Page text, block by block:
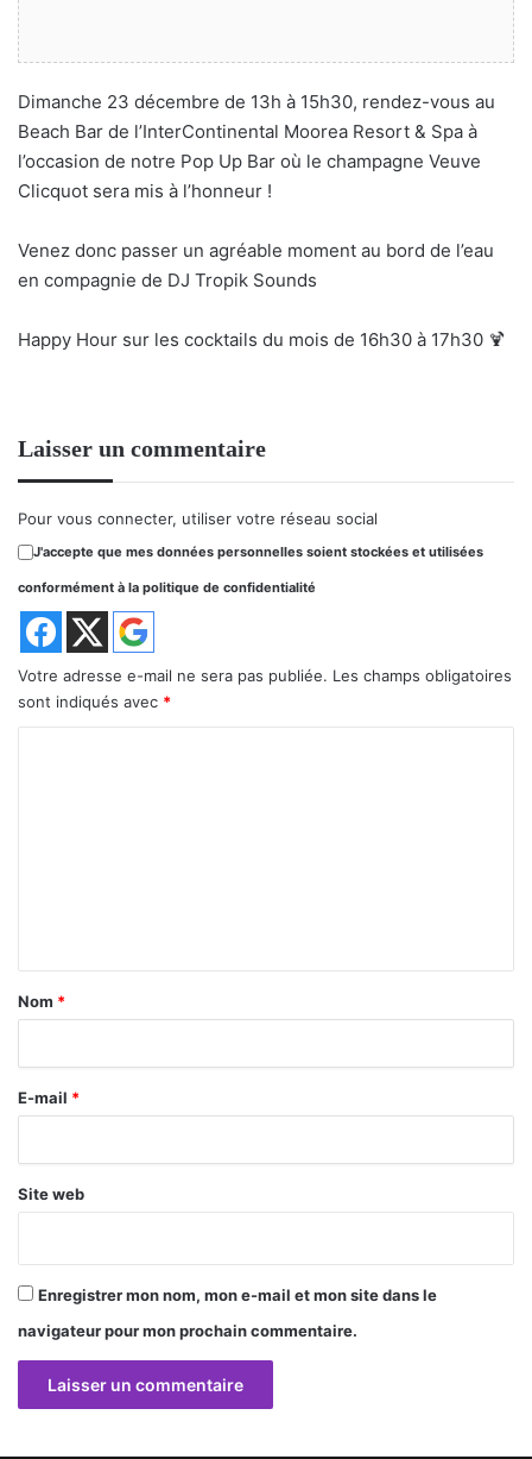
Dimanche 23 décembre de 13h à 15h30, rendez-vous au
Beach Bar de l’InterContinental Moorea Resort & Spa à
l’occasion de notre Pop Up Bar où le champagne Veuve
Clicquot sera mis à l’honneur !
Venez donc passer un agréable moment au bord de l’eau
en compagnie de DJ Tropik Sounds
Happy Hour sur les cocktails du mois de 16h30 à 17h30 🍹
Laisser un commentaire
Pour vous connecter, utiliser votre réseau social
J'accepte que mes données personnelles soient stockées et utilisées
conformément à la politique de confidentialité
Votre adresse e-mail ne sera pas publiée. Les champs obligatoires
sont indiqués avec *
a
r
e
Nom *
E-mail *
Site web
Enregistrer mon nom, mon e-mail et mon site dans le
navigateur pour mon prochain commentaire.